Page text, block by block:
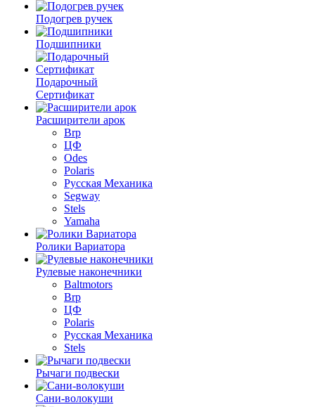
Подогрев ручек
Подшипники
Подарочный
Сертификат
Расширители арок
Brp
ЦФ
Odes
Polaris
Русская Механика
Segway
Stels
Yamaha
Ролики Вариатора
Рулевые наконечники
Baltmotors
Brp
ЦФ
Polaris
Русская Механика
Stels
Рычаги подвески
Сани-волокуши